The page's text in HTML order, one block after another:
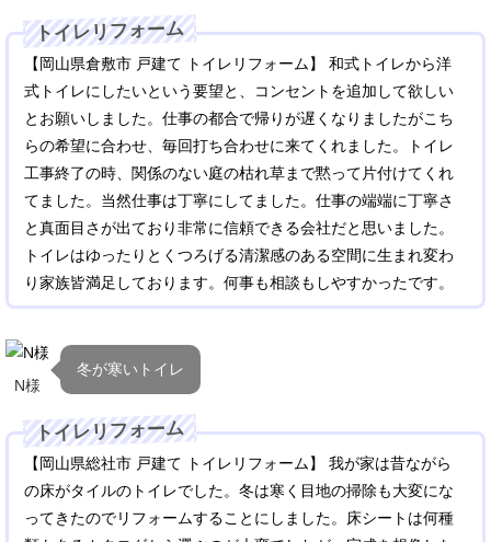
トイレリフォーム
【岡山県倉敷市 戸建て トイレリフォーム】 和式トイレから洋
式トイレにしたいという要望と、コンセントを追加して欲しい
とお願いしました。仕事の都合で帰りが遅くなりましたがこち
らの希望に合わせ、毎回打ち合わせに来てくれました。トイレ
工事終了の時、関係のない庭の枯れ草まで黙って片付けてくれ
てました。当然仕事は丁寧にしてました。仕事の端端に丁寧さ
と真面目さが出ており非常に信頼できる会社だと思いました。
トイレはゆったりとくつろげる清潔感のある空間に生まれ変わ
り家族皆満足しております。何事も相談もしやすかったです。
N様
冬が寒いトイレ
トイレリフォーム
【岡山県総社市 戸建て トイレリフォーム】 我が家は昔ながら
の床がタイルのトイレでした。冬は寒く目地の掃除も大変にな
ってきたのでリフォームすることにしました。床シートは何種